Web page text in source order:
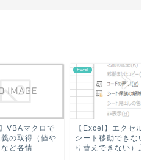
VBAマクロで
の取得（値や
ど各情...
Excel
【Excel】エクセル
シート移動できない
り替えできない）原